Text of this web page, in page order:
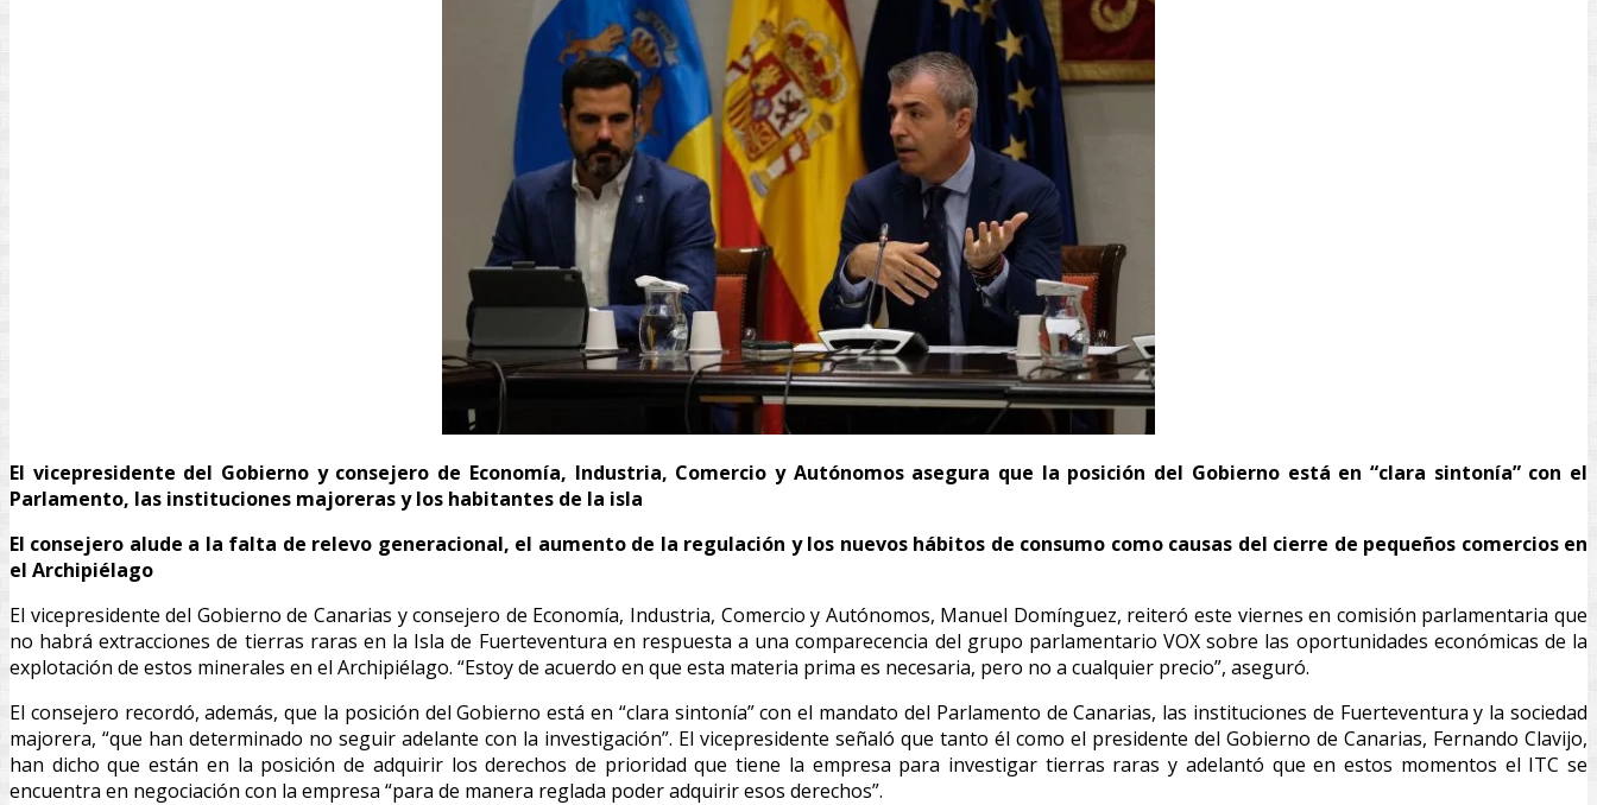
El vicepresidente del Gobierno y consejero de Economía, Industria, Comercio y Autónomos asegura que la posición del Gobierno está en “clara sintonía” con el
Parlamento, las instituciones majoreras y los habitantes de la isla
El consejero alude a la falta de relevo generacional, el aumento de la regulación y los nuevos hábitos de consumo como causas del cierre de pequeños comercios en
el Archipiélago
El vicepresidente del Gobierno de Canarias y consejero de Economía, Industria, Comercio y Autónomos, Manuel Domínguez, reiteró este viernes en comisión parlamentaria que
no habrá extracciones de tierras raras en la Isla de Fuerteventura en respuesta a una comparecencia del grupo parlamentario VOX sobre las oportunidades económicas de la
explotación de estos minerales en el Archipiélago. “Estoy de acuerdo en que esta materia prima es necesaria, pero no a cualquier precio”, aseguró.
El consejero recordó, además, que la posición del Gobierno está en “clara sintonía” con el mandato del Parlamento de Canarias, las instituciones de Fuerteventura y la sociedad
majorera, “que han determinado no seguir adelante con la investigación”. El vicepresidente señaló que tanto él como el presidente del Gobierno de Canarias, Fernando Clavijo,
han dicho que están en la posición de adquirir los derechos de prioridad que tiene la empresa para investigar tierras raras y adelantó que en estos momentos el ITC se
encuentra en negociación con la empresa “para de manera reglada poder adquirir esos derechos”.